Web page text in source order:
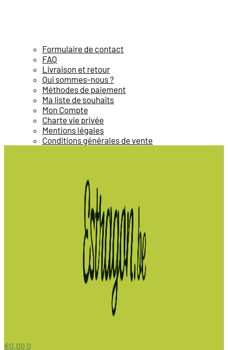
Formulaire de contact
FAQ
Livraison et retour
Qui sommes-nous ?
Méthodes de paiement
Ma liste de souhaits
Mon Compte
Charte vie privée
Mentions légales
Conditions générales de vente
€0,00 0